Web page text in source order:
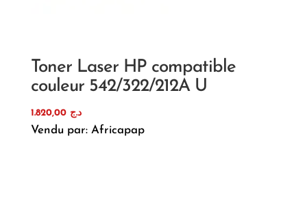
Toner Laser HP compatible
couleur 542/322/212A U
د.ج 1.820,00
Vendu par: Africapap